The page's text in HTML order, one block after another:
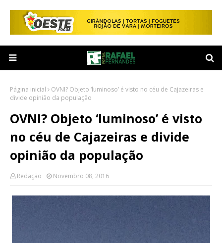
Página inicial
OVNI? Objeto ‘luminoso’ é visto no céu de Cajazeiras e
divide opinião da população
OVNI? Objeto ‘luminoso’ é visto
no céu de Cajazeiras e divide
opinião da população
Redação Novembro 08, 2016